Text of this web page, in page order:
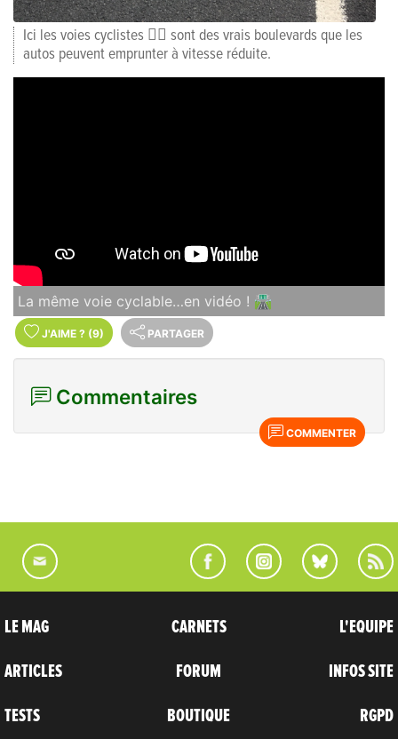
Ici les voies cyclistes 🚴‍♀️ sont des vrais boulevards que les
autos peuvent emprunter à vitesse réduite.
La même voie cyclable…en vidéo ! 🛣️
J'AIME ? (9) PARTAGER
Commentaires
COMMENTER
LE MAG
ARTICLES
TESTS
CARNETS
FORUM
BOUTIQUE
L'EQUIPE
INFOS SITE
RGPD